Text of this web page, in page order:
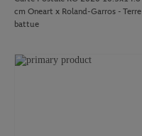
cm Oneart x Roland-Garros - Terre
battue